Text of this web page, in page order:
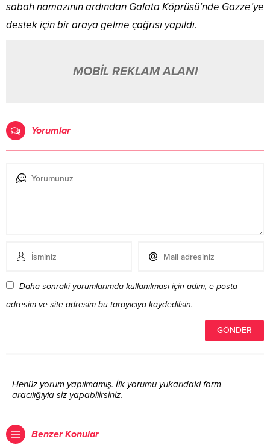
sabah namazının ardından Galata Köprüsü’nde Gazze’ye
destek için bir araya gelme çağrısı yapıldı.
MOBİL REKLAM ALANI
Yorumlar
Daha sonraki yorumlarımda kullanılması için adım, e-posta
adresim ve site adresim bu tarayıcıya kaydedilsin.
Henüz yorum yapılmamış. İlk yorumu yukarıdaki form
aracılığıyla siz yapabilirsiniz.
Benzer Konular